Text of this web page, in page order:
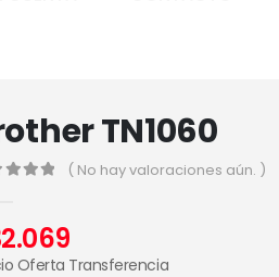
TN1060
( No hay valoraciones aún. )
Oferta Transferencia